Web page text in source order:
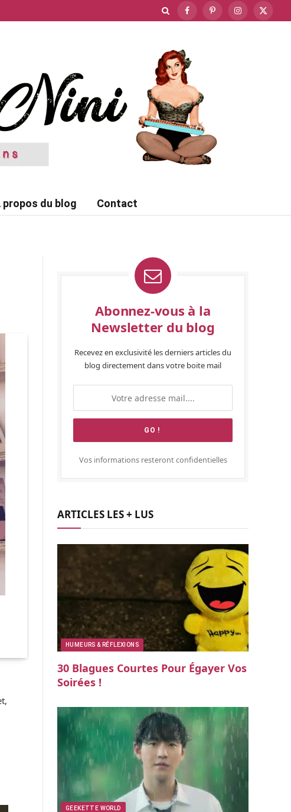
FacebookPinterestInstagram
X
propos du blog Contact
Abonnez-vous à la
Newsletter du blog
Recevez en exclusivité les derniers articles du
blog directement dans votre boite mail
Vos informations resteront confidentielles
ARTICLES LES + LUS
HUMEURS & RÉFLEXIONS
30 Blagues Courtes Pour Égayer Vos
Soirées !
GEEKETTE WORLD